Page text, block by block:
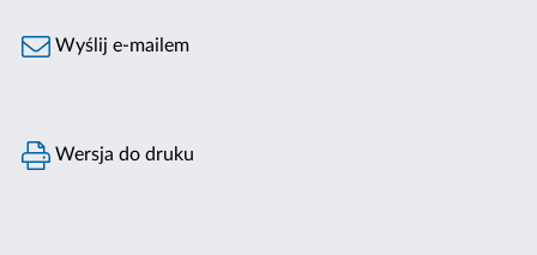
Wyślij e-mailem
Wersja do druku